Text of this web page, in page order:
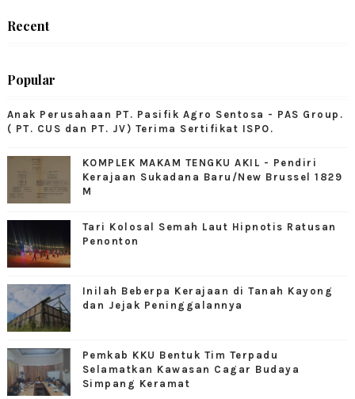
Recent
Popular
Anak Perusahaan PT. Pasifik Agro Sentosa - PAS Group.
( PT. CUS dan PT. JV) Terima Sertifikat ISPO.
KOMPLEK MAKAM TENGKU AKIL - Pendiri
Kerajaan Sukadana Baru/New Brussel 1829
M
Tari Kolosal Semah Laut Hipnotis Ratusan
Penonton
Inilah Beberpa Kerajaan di Tanah Kayong
dan Jejak Peninggalannya
Pemkab KKU Bentuk Tim Terpadu
Selamatkan Kawasan Cagar Budaya
Simpang Keramat